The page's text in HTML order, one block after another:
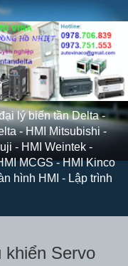
lý biến tần Delta -
- HMI Mitsubishi -
- HMI Weintek -
MCGS - HMI Kinco
hình HMI - Lập trình
khiển Servo